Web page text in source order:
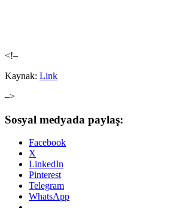
<!–
Kaynak: Link
–>
Sosyal medyada paylaş:
Facebook
X
LinkedIn
Pinterest
Telegram
WhatsApp